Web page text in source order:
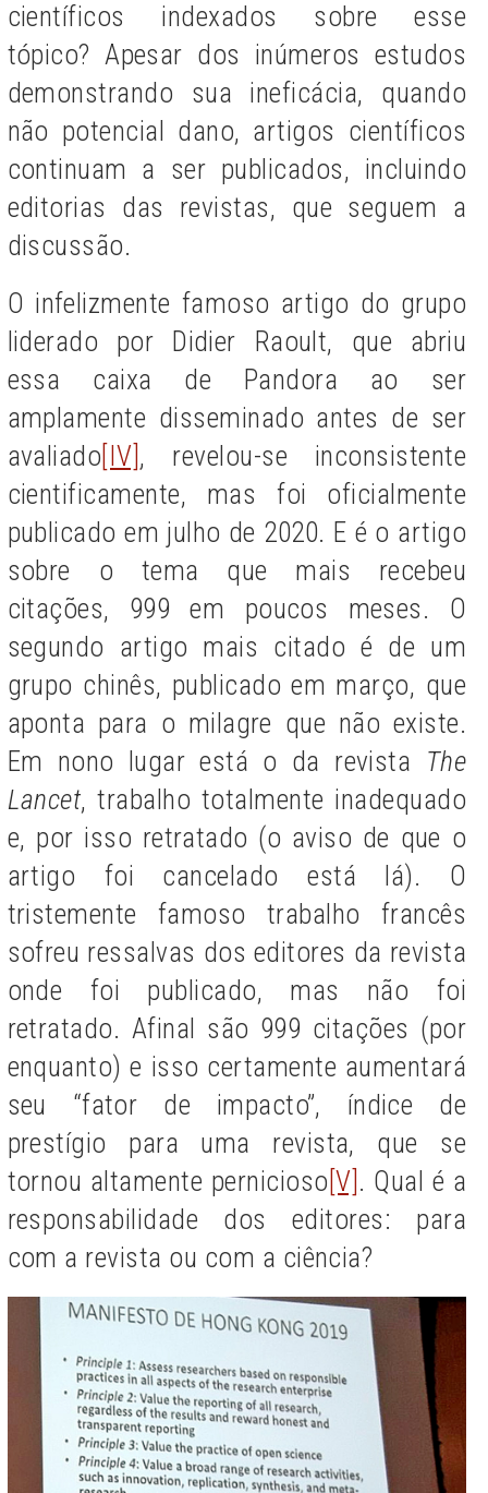
científicos indexados sobre esse
tópico? Apesar dos inúmeros estudos
demonstrando sua ineficácia, quando
não potencial dano, artigos científicos
continuam a ser publicados, incluindo
editorias das revistas, que seguem a
discussão.
O infelizmente famoso artigo do grupo
liderado por Didier Raoult, que abriu
essa caixa de Pandora ao ser
amplamente disseminado antes de ser
avaliado[IV], revelou-se inconsistente
cientificamente, mas foi oficialmente
publicado em julho de 2020. E é o artigo
sobre o tema que mais recebeu
citações, 999 em poucos meses. O
segundo artigo mais citado é de um
grupo chinês, publicado em março, que
aponta para o milagre que não existe.
Em nono lugar está o da revista The
Lancet, trabalho totalmente inadequado
e, por isso retratado (o aviso de que o
artigo foi cancelado está lá). O
tristemente famoso trabalho francês
sofreu ressalvas dos editores da revista
onde foi publicado, mas não foi
retratado. Afinal são 999 citações (por
enquanto) e isso certamente aumentará
seu “fator de impacto”, índice de
prestígio para uma revista, que se
tornou altamente pernicioso[V]. Qual é a
responsabilidade dos editores: para
com a revista ou com a ciência?